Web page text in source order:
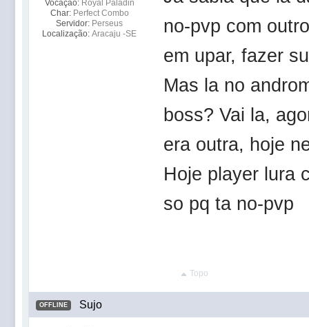
Vocação: Royal Paladin
Char: Perfect Combo
Servidor: Perseus
Localização: Aracaju -SE
no-pvp com
em upar, fazer
Mas la no
boss? Vai la,
era outra, hoje
Hoje player lura
so pq ta no-pvp
Topo
OFFLINE Sujo